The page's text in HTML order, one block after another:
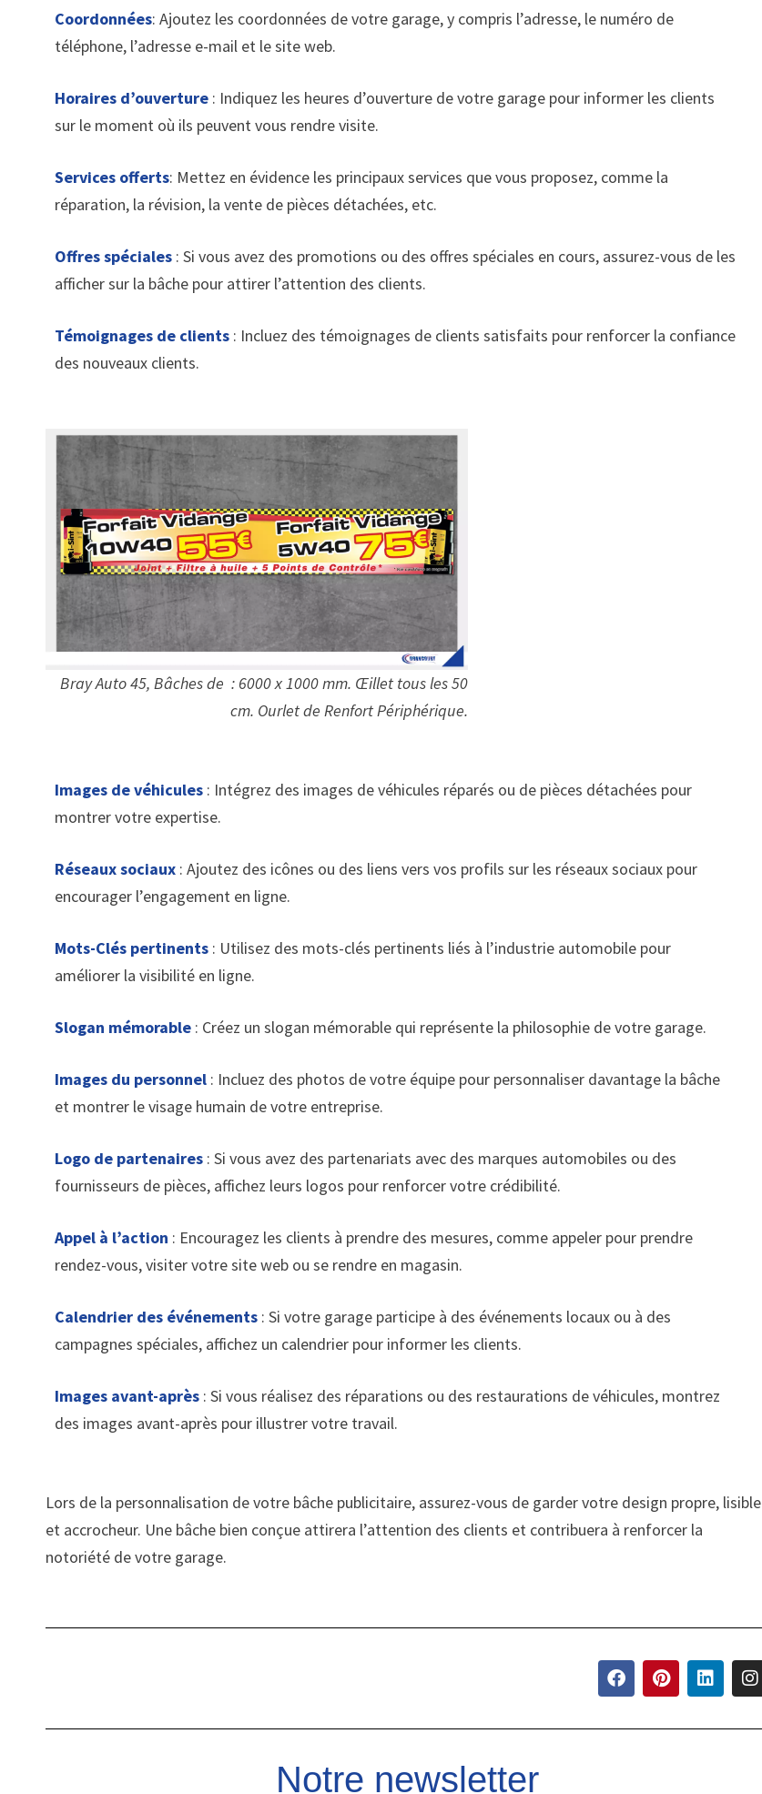
Coordonnées: Ajoutez les coordonnées de votre garage, y compris l’adresse, le numéro de
téléphone, l’adresse e-mail et le site web.
Horaires d’ouverture : Indiquez les heures d’ouverture de votre garage pour informer les clients
sur le moment où ils peuvent vous rendre visite.
Services offerts: Mettez en évidence les principaux services que vous proposez, comme la
réparation, la révision, la vente de pièces détachées, etc.
Offres spéciales : Si vous avez des promotions ou des offres spéciales en cours, assurez-vous de les
afficher sur la bâche pour attirer l’attention des clients.
Témoignages de clients : Incluez des témoignages de clients satisfaits pour renforcer la confiance
des nouveaux clients.
Bray Auto 45, Bâches de : 6000 x 1000 mm. Œillet tous les 50
cm. Ourlet de Renfort Périphérique.
Images de véhicules : Intégrez des images de véhicules réparés ou de pièces détachées pour
montrer votre expertise.
Réseaux sociaux : Ajoutez des icônes ou des liens vers vos profils sur les réseaux sociaux pour
encourager l’engagement en ligne.
Mots-Clés pertinents : Utilisez des mots-clés pertinents liés à l’industrie automobile pour
améliorer la visibilité en ligne.
Slogan mémorable : Créez un slogan mémorable qui représente la philosophie de votre garage.
Images du personnel : Incluez des photos de votre équipe pour personnaliser davantage la bâche
et montrer le visage humain de votre entreprise.
Logo de partenaires : Si vous avez des partenariats avec des marques automobiles ou des
fournisseurs de pièces, affichez leurs logos pour renforcer votre crédibilité.
Appel à l’action : Encouragez les clients à prendre des mesures, comme appeler pour prendre
rendez-vous, visiter votre site web ou se rendre en magasin.
Calendrier des événements : Si votre garage participe à des événements locaux ou à des
campagnes spéciales, affichez un calendrier pour informer les clients.
Images avant-après : Si vous réalisez des réparations ou des restaurations de véhicules, montrez
des images avant-après pour illustrer votre travail.
Lors de la personnalisation de votre bâche publicitaire, assurez-vous de garder votre design propre, lisible
et accrocheur. Une bâche bien conçue attirera l’attention des clients et contribuera à renforcer la
notoriété de votre garage.
Notre newsletter